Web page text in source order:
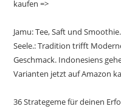
kaufen =>
Jamu: Tee, Saft und
Seele.: Tradition trifft
Geschmack. Indonesiens
Varianten jetzt auf Amazon
36 Strategeme für deinen